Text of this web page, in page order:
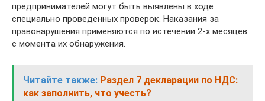
предпринимателей могут быть выявлены в ходе
специально проведенных проверок. Наказания за
правонарушения применяются по истечении 2-х месяцев
с момента их обнаружения.
Читайте также: Раздел 7 декларации по НДС:
как заполнить, что учесть?